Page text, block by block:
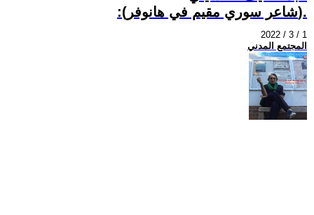
:(شاعر سوري مقيم في هانوفر).
2022 / 3 / 1
المجتمع المدني